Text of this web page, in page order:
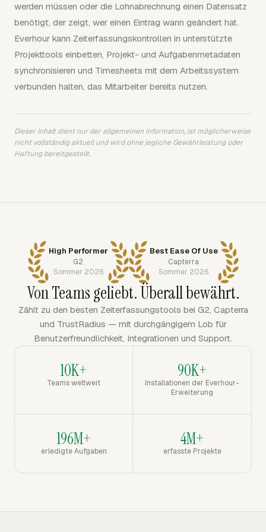
werden müssen oder die Lohnabrechnung einen Datensatz
benötigt, der zeigt, wer einen Eintrag wann geändert hat.
Everhour kann Zeiterfassungskontrollen in unterstützte
Projekttools einbetten, Projekt- und Aufgabenmetadaten
synchronisieren und Timesheets mit dem Arbeitssystem
verbunden halten, das Mitarbeiter bereits nutzen.
Dieser Inhalt dient nur der allgemeinen Information, ist möglicherweise
nicht vollständig aktuell und wird ohne jegliche Gewährleistung oder
Haftung bereitgestellt.
High Performer
G2
Sommer 2026
Best Ease Of Use
Capterra
Sommer 2026
Von Teams geliebt. Überall bewährt.
Zählt zu den besten Zeiterfassungstools bei G2, Capterra
und TrustRadius — mit durchgängigem Lob für
Benutzerfreundlichkeit, Integrationen und Support.
10K+
Teams weltweit
90K+
Installationen der Everhour-
Erweiterung
196M+
erledigte Aufgaben
4M+
erfasste Projekte